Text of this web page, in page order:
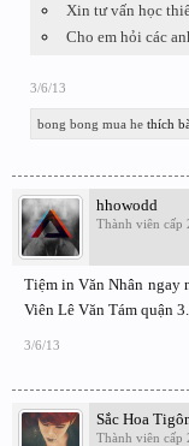
Xin tư vấn học
Cho em hỏi các
3/6/13
bong bong mua he thích
hhowodd
Thành viên cấp
Tiệm in Văn Nhân ngay
Viên Lê Văn Tám quận
3/6/13
Sắc Hoa
Thành viên cấp